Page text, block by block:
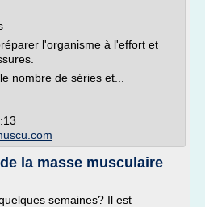
l'organisme à l'effort et
nombre de séries et...
la masse musculaire
semaines? Il est